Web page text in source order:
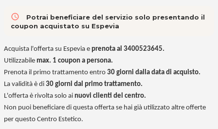
access_time
Potrai beneficiare del servizio solo presentando il
coupon acquistato su Espevia
Acquista l'offerta su Espevia e prenota al 3400523645.
Utilizzabile max. 1 coupon a persona.
Prenota il primo trattamento entro 30 giorni dalla data di acquisto.
La validità è di 30 giorni dal primo trattamento.
L'offerta è rivolta solo ai nuovi clienti del centro.
Non puoi beneficiare di questa offerta se hai già utilizzato altre offerte
per questo Centro Estetico.